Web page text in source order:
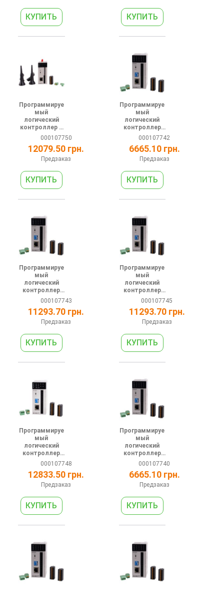
Программируе
мый
логический
контроллер +
HMI WEB 24В 8
Ethernet Wi-Fi
MQTT
000107750
12079.50 грн.
Предзаказ
Программируе
мый
логический
контроллер
серии АС 24В
1 RS485 1
Ethernet
000107742
6665.10 грн.
Предзаказ
Программируе
мый
логический
контроллер
серии АС 24В
2AI 2AO 1
RS485 1
000107743
11293.70 грн.
Предзаказ
Программируе
мый
логический
контроллер
серии АС 24В
2AI 2AO 1
RS485 1
000107745
11293.70 грн.
Предзаказ
Программируе
мый
логический
контроллер
серии АT 24В
4(1шт
200кГц)DI
4(1шт
200кГц)DO(PNP
) 2AI 2AO 1
RS485
000107748
12833.50 грн.
Предзаказ
Программируе
мый
логический
контроллер
серии АС 24В
6DI 4DO (PNP) 1
RS485 1
Ethernet
000107740
6665.10 грн.
Предзаказ